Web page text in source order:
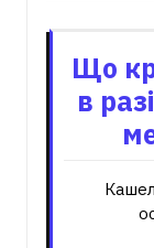
Що
в